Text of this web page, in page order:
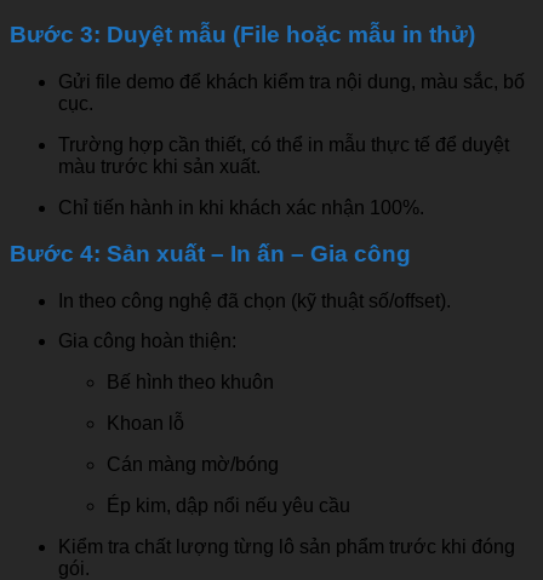
Bước 3: Duyệt mẫu (File hoặc mẫu in thử)
Gửi file demo để khách kiểm tra nội dung, màu sắc, bố
cục.
Trường hợp cần thiết, có thể in mẫu thực tế để duyệt
màu trước khi sản xuất.
Chỉ tiến hành in khi khách xác nhận 100%.
Bước 4: Sản xuất – In ấn – Gia công
In theo công nghệ đã chọn (kỹ thuật số/offset).
Gia công hoàn thiện:
Bế hình theo khuôn
Khoan lỗ
Cán màng mờ/bóng
Ép kim, dập nổi nếu yêu cầu
Kiểm tra chất lượng từng lô sản phẩm trước khi đóng
gói.